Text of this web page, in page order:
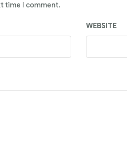
WEBSITE
time I comment.